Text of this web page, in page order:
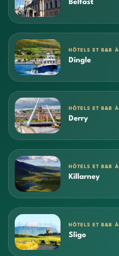
Belfast
HÔTELS ET B&B À
Dingle
HÔTELS ET B&B À
Derry
HÔTELS ET B&B À
Killarney
HÔTELS ET B&B À
Sligo